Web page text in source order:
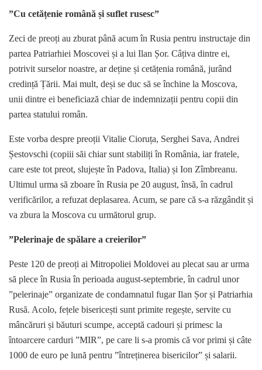
”Cu cetățenie română și suflet rusesc”
Zeci de preoți au zburat până acum în Rusia pentru instructaje din
partea Patriarhiei Moscovei și a lui Ilan Șor. Câțiva dintre ei,
potrivit surselor noastre, ar deține și cetățenia română, jurând
credință Țării. Mai mult, deși se duc să se închine la Moscova,
unii dintre ei beneficiază chiar de indemnizații pentru copii din
partea statului român.
Este vorba despre preoții Vitalie Cioruța, Serghei Sava, Andrei
Șestovschi (copiii săi chiar sunt stabiliți în România, iar fratele,
care este tot preot, slujește în Padova, Italia) și Ion Zîmbreanu.
Ultimul urma să zboare în Rusia pe 20 august, însă, în cadrul
verificărilor, a refuzat deplasarea. Acum, se pare că s-a răzgândit și
va zbura la Moscova cu următorul grup.
”Pelerinaje de spălare a creierilor”
Peste 120 de preoți ai Mitropoliei Moldovei au plecat sau ar urma
să plece în Rusia în perioada august-septembrie, în cadrul unor
”pelerinaje” organizate de condamnatul fugar Ilan Șor și Patriarhia
Rusă. Acolo, fețele bisericești sunt primite regește, servite cu
mâncăruri și băuturi scumpe, acceptă cadouri și primesc la
întoarcere carduri ”MIR”, pe care li s-a promis că vor primi și câte
1000 de euro pe lună pentru ”întreținerea bisericilor” și salarii.